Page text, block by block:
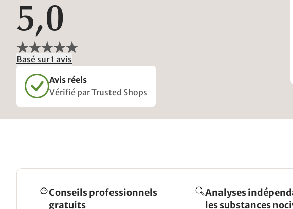
5,0
Basé sur 1 avis
Avis réels
Vérifié par Trusted Shops
Conseils professionnels
gratuits
Analyses
les substances